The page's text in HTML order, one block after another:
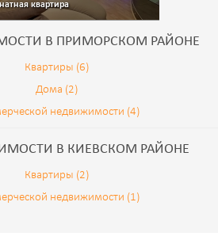
квартира
В ПРИМОРСКОМ РАЙОНЕ
Квартиры (6)
Дома (2)
недвижимости (4)
В КИЕВСКОМ РАЙОНЕ
Квартиры (2)
недвижимости (1)